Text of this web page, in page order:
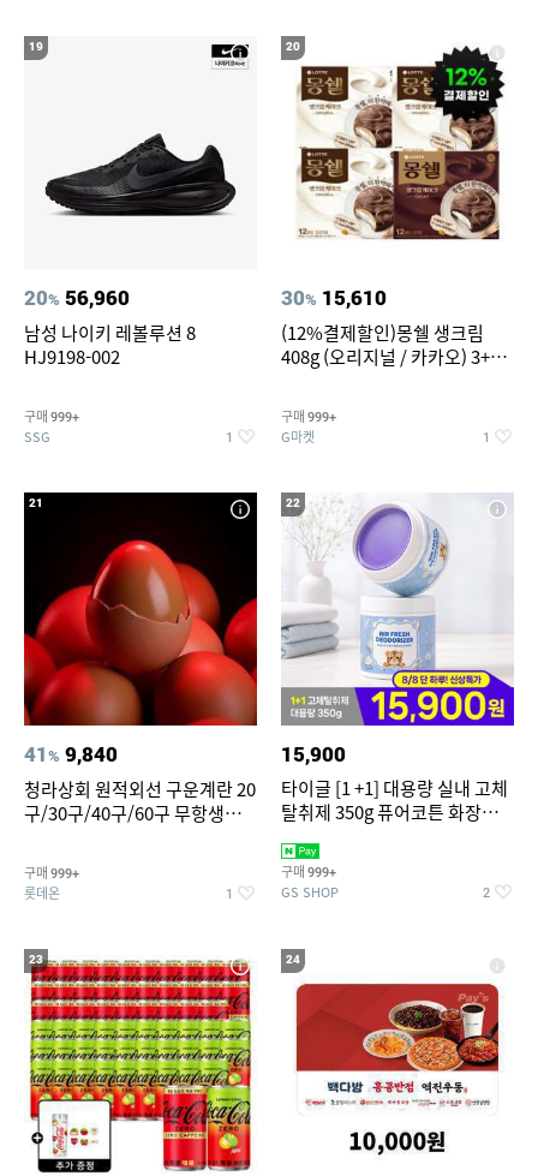
19
20% 56,960
남성 나이키 레볼루션 8
HJ9198-002
구매 999+
SSG 1
20
30% 15,610
(12%결제할인)몽쉘 생크림
408g (오리지널 / 카카오) 3+1
구매 999+
G마켓 1
21
41% 9,840
청라상회 원적외선 구운계란 20
구/30구/40구/60구 무항생제
구매 999+
롯데온 1
22
15,900
타이글 [1 +1] 대용량 실내 고체
탈취제 350g 퓨어코튼 화장실
구매 999+
GS SHOP 2
23 24